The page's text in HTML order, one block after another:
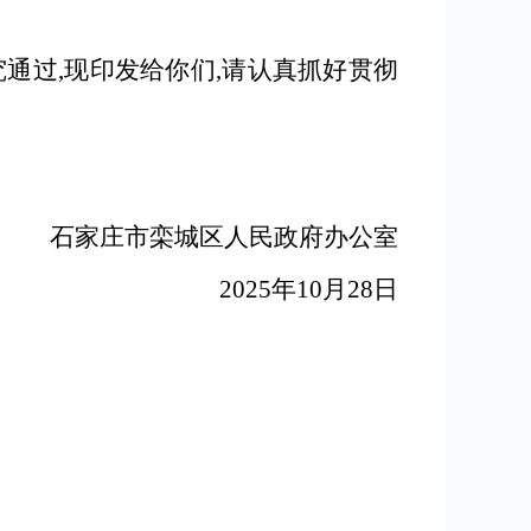
过,现印发给你们,请认真抓好贯彻
石家庄市栾城区人民政府办公室
2025年10月28日